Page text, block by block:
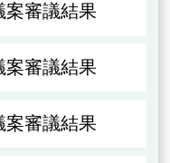
案審議結果
案審議結果
案審議結果